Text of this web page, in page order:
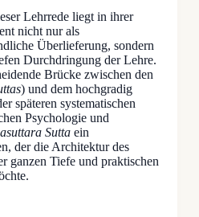
Lehrrede liegt in ihrer
nicht nur als
Überlieferung, sondern
Durchdringung der Lehre.
Brücke zwischen den
) und dem hochgradig
späteren systematischen
Psychologie und
Sutta ein
der die Architektur des
ganzen Tiefe und praktischen